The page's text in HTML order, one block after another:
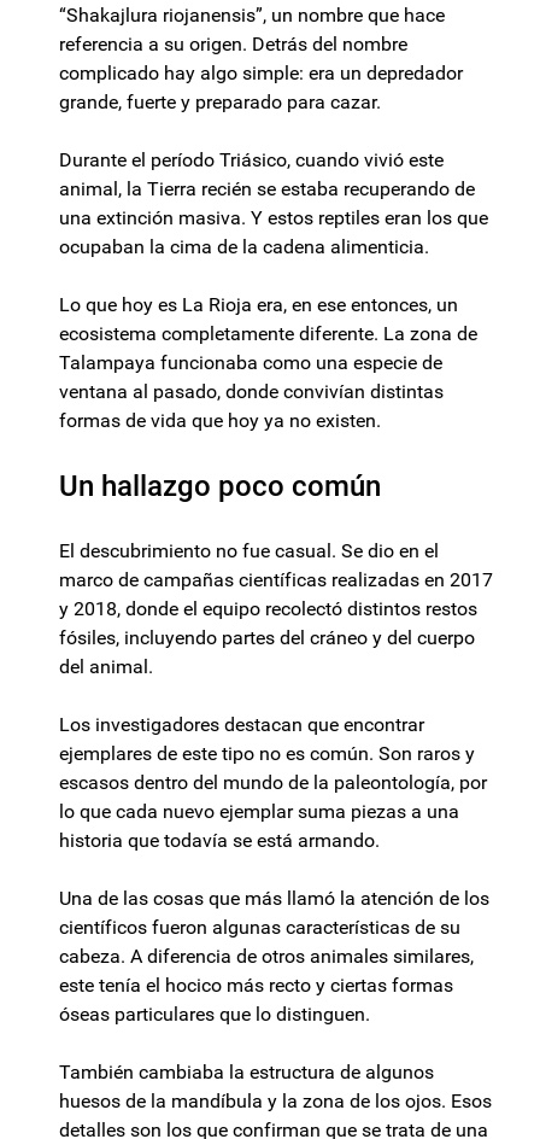
“Shakajlura riojanensis”, un nombre que hace
referencia a su origen. Detrás del nombre
complicado hay algo simple: era un depredador
grande, fuerte y preparado para cazar.
Durante el período Triásico, cuando vivió este
animal, la Tierra recién se estaba recuperando de
una extinción masiva. Y estos reptiles eran los que
ocupaban la cima de la cadena alimenticia.
Lo que hoy es La Rioja era, en ese entonces, un
ecosistema completamente diferente. La zona de
Talampaya funcionaba como una especie de
ventana al pasado, donde convivían distintas
formas de vida que hoy ya no existen.
Un hallazgo poco común
El descubrimiento no fue casual. Se dio en el
marco de campañas científicas realizadas en 2017
y 2018, donde el equipo recolectó distintos restos
fósiles, incluyendo partes del cráneo y del cuerpo
del animal.
Los investigadores destacan que encontrar
ejemplares de este tipo no es común. Son raros y
escasos dentro del mundo de la paleontología, por
lo que cada nuevo ejemplar suma piezas a una
historia que todavía se está armando.
Una de las cosas que más llamó la atención de los
científicos fueron algunas características de su
cabeza. A diferencia de otros animales similares,
este tenía el hocico más recto y ciertas formas
óseas particulares que lo distinguen.
También cambiaba la estructura de algunos
huesos de la mandíbula y la zona de los ojos. Esos
detalles son los que confirman que se trata de una